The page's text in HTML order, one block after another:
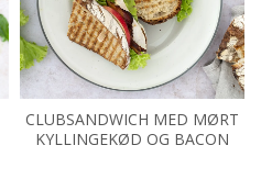
CLUBSANDWICH MED MØRT
KYLLINGEKØD OG BACON